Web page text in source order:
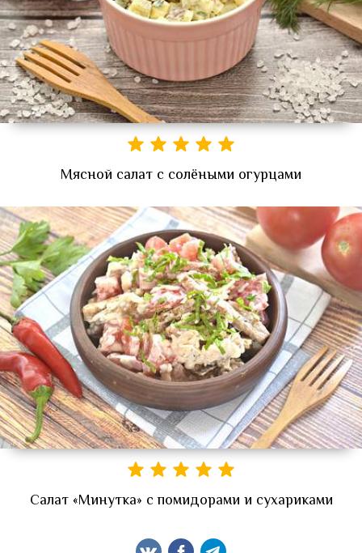
Мясной салат с солёными огурцами
Салат «Минутка» с помидорами и сухариками